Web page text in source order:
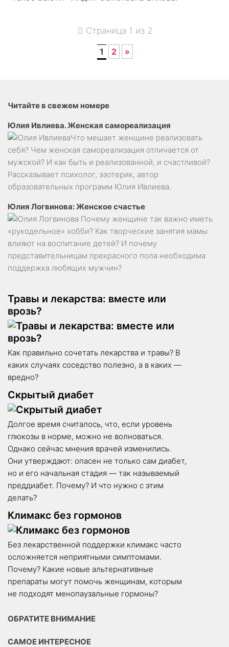
Страница 1 из 2
1 2 »
Читайте в свежем номере
Юлия Ивлиева. Женская самореализация
Что мешает женщине реализовать
себя? Чем женская самореализация отличается от
мужской? И как быть и реализованной, и счастливой?
Рассказывает психолог, эзотерик, автор
образовательных программ Юлия Ивлиева.
Юлия Логвинова: Женское счастье
Почему женщине так важно иметь
«рукодельное» хобби? Как творческие занятия мамы
влияют на воспитание детей? И почему
представительницам прекрасного пола необходима
поддержка любящих мужчин?
Травы и лекарства: вместе или
врозь?
Как правильно сочетать лекарства и травы? В
каких случаях соседство полезно, а в каких —
вредно?
Скрытый диабет
Долгое время считалось, что, если уровень
глюкозы в норме, можно не волноваться.
Однако сейчас мнения врачей изменились.
Они утверждают: опасен не только сам диабет,
но и его начальная стадия — так называемый
преддиабет. Почему? И что нужно с этим
делать?
Климакс без гормонов
Без лекарственной поддержки климакс часто
осложняется неприятными симптомами.
Почему? Какие новые альтернативные
препараты могут помочь женщинам, которым
не подходят менопаузальные гормоны?
ОБРАТИТЕ ВНИМАНИЕ
САМОЕ ИНТЕРЕСНОЕ